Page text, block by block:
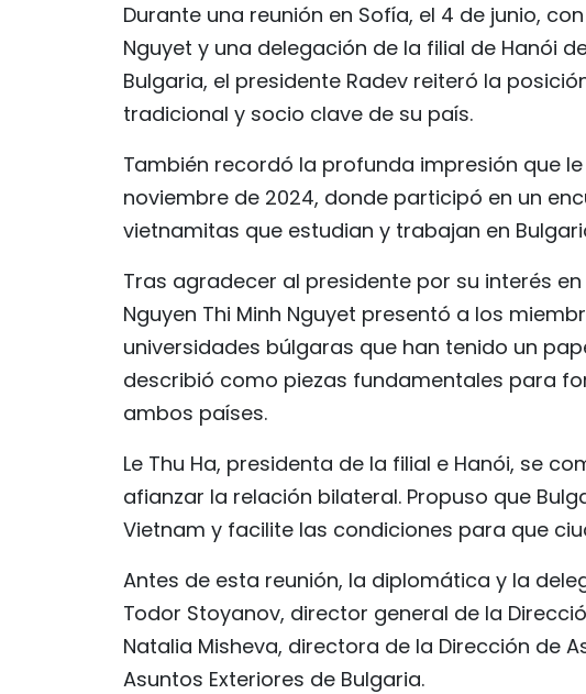
Durante una reunión en Sofía, el 4 de junio,
Nguyet y una delegación de la filial de Hanói
Bulgaria, el presidente Radev reiteró la
tradicional y socio clave de su país.
También recordó la profunda impresión que
noviembre de 2024, donde participó en un
vietnamitas que estudian y trabajan en
Tras agradecer al presidente por su interés
Nguyen Thi Minh Nguyet presentó a los
universidades búlgaras que han tenido un
describió como piezas fundamentales para
ambos países.
Le Thu Ha, presidenta de la filial e Hanói, se
afianzar la relación bilateral. Propuso que
Vietnam y facilite las condiciones para que
Antes de esta reunión, la diplomática y la
Todor Stoyanov, director general de la
Natalia Misheva, directora de la Dirección de
Asuntos Exteriores de Bulgaria.